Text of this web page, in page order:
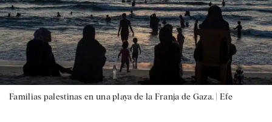
Familias palestinas en una playa de la Franja de Gaza. |Efe